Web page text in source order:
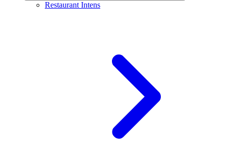
Restaurant Intens